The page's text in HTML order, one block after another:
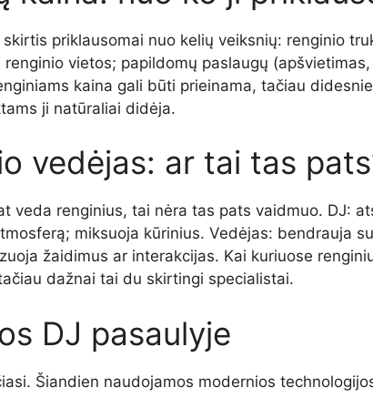
priklausomai nuo kelių veiksnių: renginio
vietos; papildomų paslaugų
kaina gali būti prieinama, tačiau
ji natūraliai didėja.
vedėjas: ar tai tas
veda renginius, tai nėra tas pats vaidmuo. DJ:
miksuoja kūrinius. Vedėjas: bendrauja
žaidimus ar interakcijas. Kai kuriuose
dažnai tai du skirtingi specialistai.
DJ pasaulyje
Šiandien naudojamos modernios